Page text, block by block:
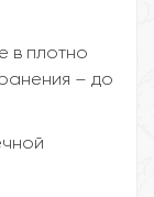
в плотно
– до